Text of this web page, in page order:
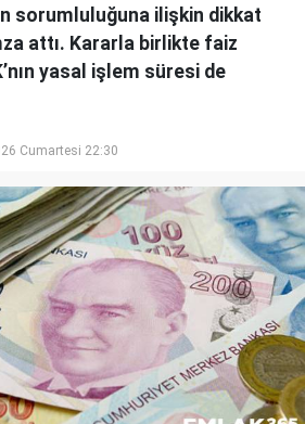
sorumluluğuna ilişkin dikkat
attı. Kararla birlikte faiz
yasal işlem süresi de
Cumartesi 22:30